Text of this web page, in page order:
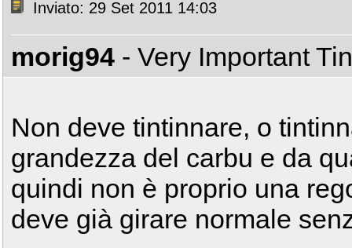
Inviato: 29 Set 2011 14:03
morig94 - Very Important
Non deve tintinnare, o
grandezza del carbu e da
quindi non è proprio una
deve già girare normale